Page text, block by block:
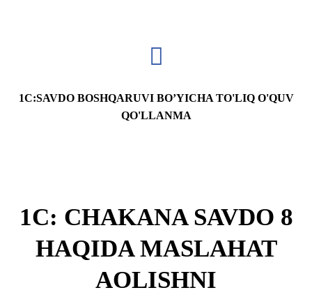
1C:SAVDO BOSHQARUVI BO’YICHA TO'LIQ O'QUV
QO'LLANMA
1C: CHAKANA SAVDO 8
HAQIDA MASLAHAT
АOLISHNI